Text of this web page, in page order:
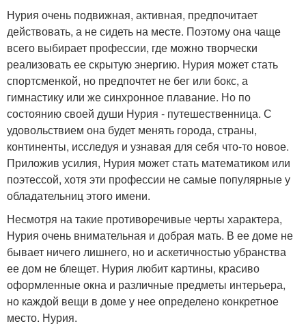
Нурия очень подвижная, активная, предпочитает
действовать, а не сидеть на месте. Поэтому она чаще
всего выбирает профессии, где можно творчески
реализовать ее скрытую энергию. Нурия может стать
спортсменкой, но предпочтет не бег или бокс, а
гимнастику или же синхронное плавание. Но по
состоянию своей души Нурия - путешественница. С
удовольствием она будет менять города, страны,
континенты, исследуя и узнавая для себя что-то новое.
Приложив усилия, Нурия может стать математиком или
поэтессой, хотя эти профессии не самые популярные у
обладательниц этого имени.
Несмотря на такие противоречивые черты характера,
Нурия очень внимательная и добрая мать. В ее доме не
бывает ничего лишнего, но и аскетичностью убранства
ее дом не блещет. Нурия любит картины, красиво
оформленные окна и различные предметы интерьера,
но каждой вещи в доме у нее определено конкретное
место. Нурия.